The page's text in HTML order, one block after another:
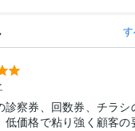
診察券、回数券、チラシ
低価格で粘り強く顧客